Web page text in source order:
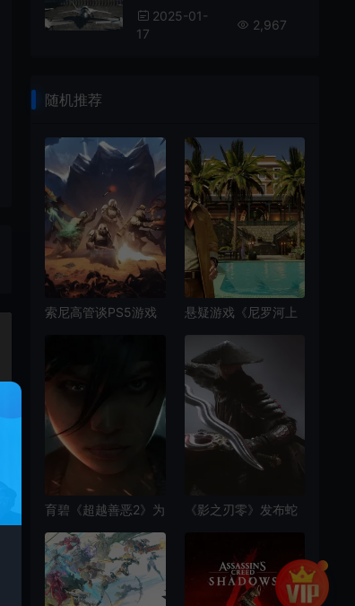
2025-01-
17
2,967
随机推荐
索尼高管谈PS5游戏
悬疑游戏《尼罗河上
告 2025年发售
育碧《超越善恶2》为
题太多
《影之刃零》发布蛇